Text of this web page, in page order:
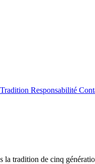
Tradition Responsabilité
tradition de cinq